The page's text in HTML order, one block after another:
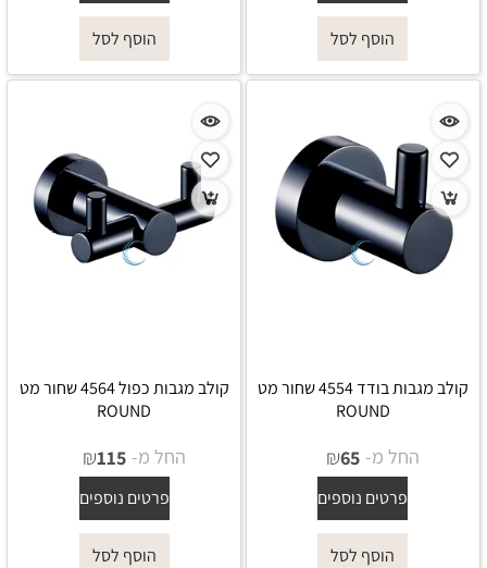
הוסף לסל הוסף לסל
קולב מגבות בודד 4554 שחור מט
ROUND
החל מ- ₪65
פרטים נוספים
הוסף לסל
קולב מגבות כפול 4564 שחור מט
ROUND
החל מ- ₪115
פרטים נוספים
הוסף לסל